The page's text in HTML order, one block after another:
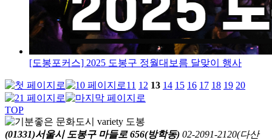
[도봉포커스] 2025 도봉구 정월대보름 달맞이 행사
11 12 13 14 15 16 17 18 19 20
TOP
(01331)서울시 도봉구 마들로 656(방학동) 02-2091-2120(다산